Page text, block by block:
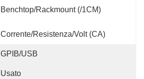
Benchtop/Rackmount (/1CM)
Corrente/resistenza/volt (CA)
GPIB/USB
Usato